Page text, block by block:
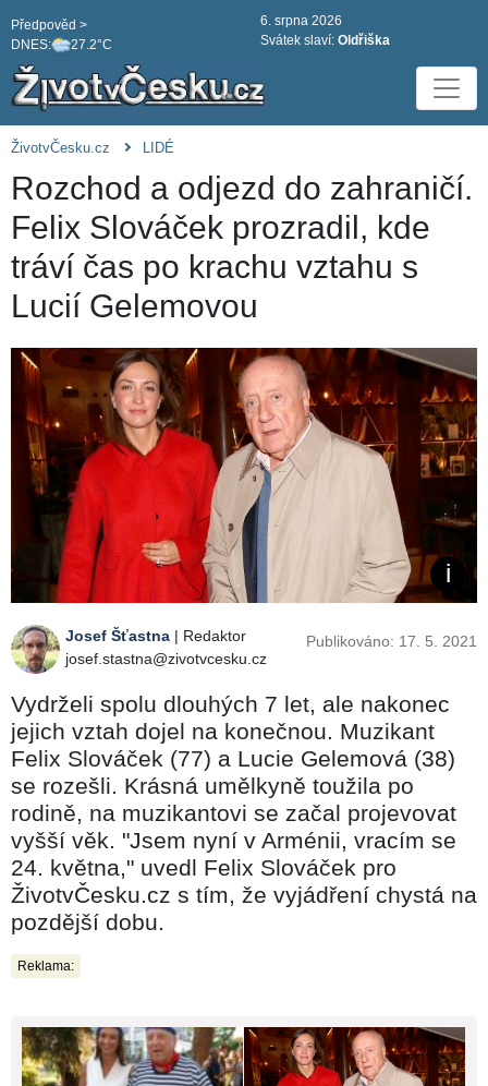
DNES: 27.2°C
Předpověd >
6. srpna 2026
Svátek slaví: Oldřiška
ŽivotvČesku.cz LIDÉ
Rozchod a odjezd do zahraničí.
Felix Slováček prozradil, kde
tráví čas po krachu vztahu s
Lucií Gelemovou
Josef Šťastna | Redaktor
josef.stastna@zivotvcesku.cz
Publikováno: 17. 5. 2021
Vydrželi spolu dlouhých 7 let, ale nakonec
jejich vztah dojel na konečnou. Muzikant
Felix Slováček (77) a Lucie Gelemová (38)
se rozešli. Krásná umělkyně toužila po
rodině, na muzikantovi se začal projevovat
vyšší věk. "Jsem nyní v Arménii, vracím se
24. května," uvedl Felix Slováček pro
ŽivotvČesku.cz s tím, že vyjádření chystá na
pozdější dobu.
Reklama: